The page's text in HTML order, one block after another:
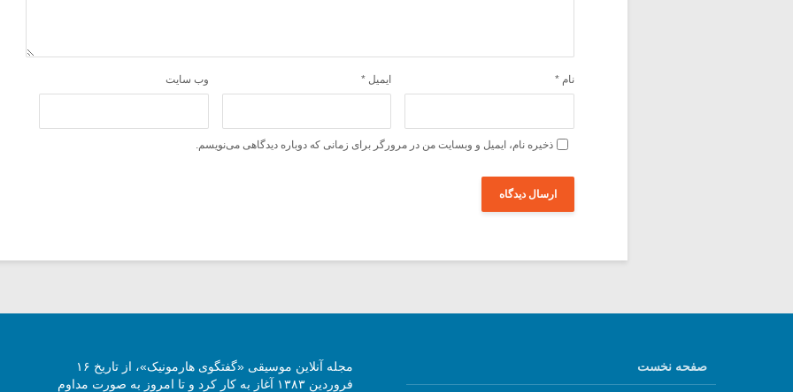
نام * ایمیل * وب‌ سایت
ذخیره نام، ایمیل و وبسایت من در مرورگر برای زمانی که دوباره دیدگاهی می‌نویسم.
صفحه نخست
مجله آنلاین موسیقی «گفتگوی هارمونیک»، از تاریخ ۱۶
فروردین ۱۳۸۳ آغاز به کار کرد و تا امروز به صورت مداوم